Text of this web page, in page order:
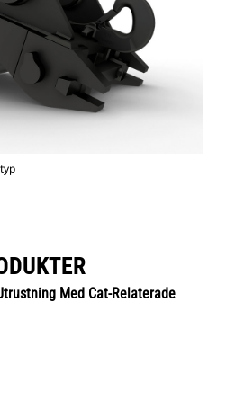
Med Cat-Relaterade